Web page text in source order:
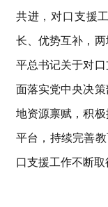
共进，对口支援
长、优势互补 ，
平总书记关于对
面落实党中央决
地资源禀赋 ，积
平台， 持续完善
口支援工作不断